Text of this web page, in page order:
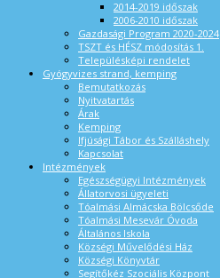
2014-2019 időszak
2006-2010 időszak
Gazdasági Program 2020-2024
TSZT és HÉSZ módosítás 1.
Településképi rendelet
Gyógyvizes strand, kemping
Bemutatkozás
Nyitvatartás
Árak
Kemping
Ifjúsági Tábor és Szálláshely
Kapcsolat
Intézmények
Egészségügyi Intézmények
Állatorvosi ügyeleti
Tóalmási Almácska Bölcsőde
Tóalmási Mesevár Óvoda
Általános Iskola
Községi Művelődési Ház
Községi Könyvtár
Segítőkéz Szociális Központ